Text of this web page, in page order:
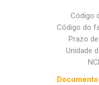
Código
Código do
Prazo
Unidade